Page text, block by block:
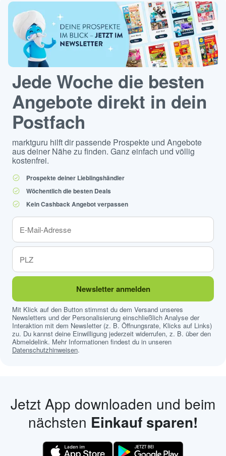
Jede Woche die besten
Angebote direkt in dein
Postfach
marktguru hilft dir passende Prospekte und Angebote
aus deiner Nähe zu finden. Ganz einfach und völlig
kostenfrei.
Prospekte deiner Lieblingshändler
Wöchentlich die besten Deals
Kein Cashback Angebot verpassen
Newsletter anmelden
Mit Klick auf den Button stimmst du dem Versand unseres
Newsletters und der Personalisierung einschließlich Analyse der
Interaktion mit dem Newsletter (z. B. Öffnungsrate, Klicks auf Links)
zu. Du kannst deine Einwilligung jederzeit widerrufen, z. B. über den
Abmeldelink. Mehr Informationen findest du in unseren
Datenschutzhinweisen.
Jetzt App downloaden und beim
nächsten Einkauf sparen!